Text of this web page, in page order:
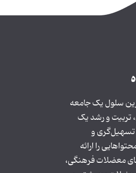
سلول یک جامعه
تربیت و رشد یک
تسهیل‌گری و
را ارائه
معضلات فرهنگی،